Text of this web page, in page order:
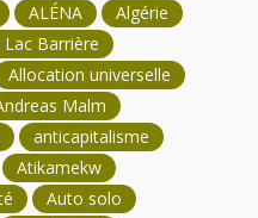
ALÉNA
Algérie
Barrière
Allocation universelle
Malm
anticapitalisme
Atikamekw
Auto solo